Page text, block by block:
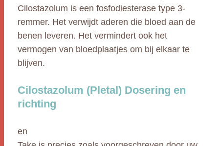
Cilostazolum is een fosfodiesterase type 3-
remmer. Het verwijdt aderen die bloed aan de
benen leveren. Het vermindert ook het
vermogen van bloedplaatjes om bij elkaar te
blijven.
Cilostazolum (Pletal) Dosering en
richting
en